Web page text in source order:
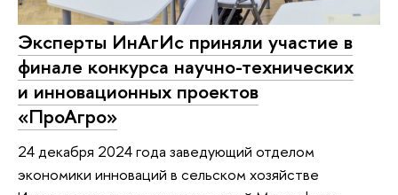
Эксперты ИнАгИс приняли участие в
финале конкурса научно-технических
и инновационных проектов
«ПроАгро»
24 декабря 2024 года заведующий отделом
экономики инноваций в сельском хозяйстве